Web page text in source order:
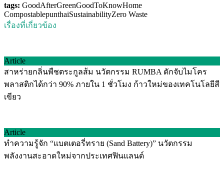
tags: GoodAfterGreenGoodToKnowHome
CompostablepunthaiSustainabilityZero Waste
เรื่องที่เกี่ยวข้อง
Article
สาหร่ายกลิ่นพืชตระกูลส้ม นวัตกรรม RUMBA ดักจับไมโคร
พลาสติกได้กว่า 90% ภายใน 1 ชั่วโมง ก้าวใหม่ของเทคโนโลยีสี
เขียว
Article
ทำความรู้จัก “แบตเตอรี่ทราย (Sand Battery)” นวัตกรรม
พลังงานสะอาดใหม่จากประเทศฟินแลนด์